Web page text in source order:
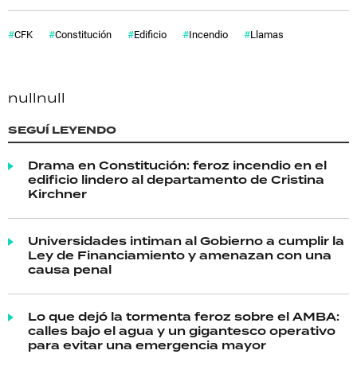
CFK Constitución Edificio Incendio Llamas
nullnull
SEGUÍ LEYENDO
Drama en Constitución: feroz incendio en el
edificio lindero al departamento de Cristina
Kirchner
Universidades intiman al Gobierno a cumplir la
Ley de Financiamiento y amenazan con una
causa penal
Lo que dejó la tormenta feroz sobre el AMBA:
calles bajo el agua y un gigantesco operativo
para evitar una emergencia mayor